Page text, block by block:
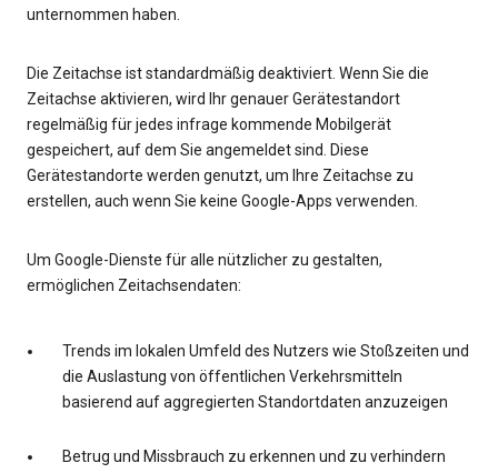
unternommen haben.
Die Zeitachse ist standardmäßig deaktiviert. Wenn Sie die
Zeitachse aktivieren, wird Ihr genauer Gerätestandort
regelmäßig für jedes infrage kommende Mobilgerät
gespeichert, auf dem Sie angemeldet sind. Diese
Gerätestandorte werden genutzt, um Ihre Zeitachse zu
erstellen, auch wenn Sie keine Google-Apps verwenden.
Um Google-Dienste für alle nützlicher zu gestalten,
ermöglichen Zeitachsendaten:
Trends im lokalen Umfeld des Nutzers wie Stoßzeiten und
die Auslastung von öffentlichen Verkehrsmitteln
basierend auf aggregierten Standortdaten anzuzeigen
Betrug und Missbrauch zu erkennen und zu verhindern